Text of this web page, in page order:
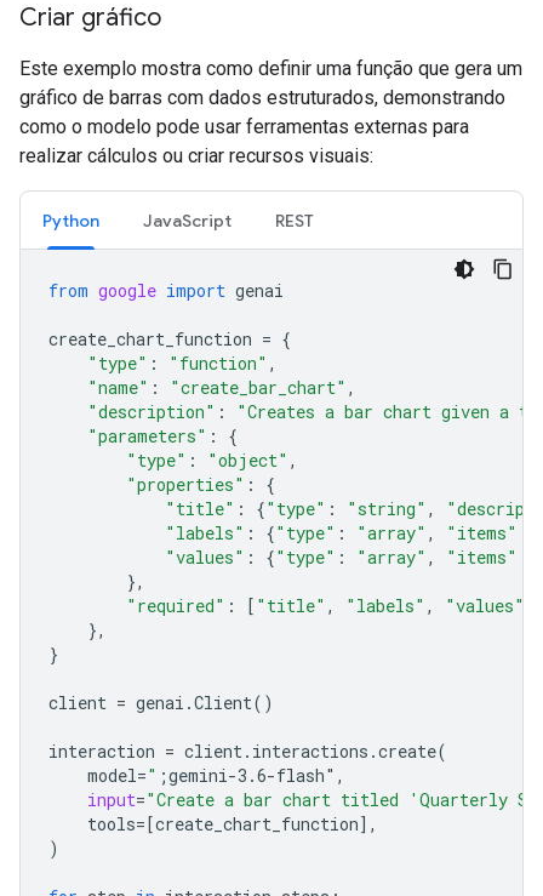
Criar gráfico
Este exemplo mostra como definir uma função que gera um
gráfico de barras com dados estruturados, demonstrando
como o modelo pode usar ferramentas externas para
realizar cálculos ou criar recursos visuais:
Python JavaScript REST
from google import genai
create_chart_function = {
"type" : "function" ,
"name" : "create_bar_chart" ,
"description" :
"Creates a bar chart given a
"parameters" :
{
"type" : "object" ,
"properties" :
{
"title" : {"type" : "string" ,
"labels" : {"type" : "array" , "items"
"values" : {"type" : "array" , "items"
},
"required" : [ "title" , "labels" , "values"
},
}
client = genai .Client()
interaction = client. interactions .create(
model=" ;gemini-3.6-flash" ,
input="Create a bar chart titled 'Quarterly
tools=[create_chart_function],
)